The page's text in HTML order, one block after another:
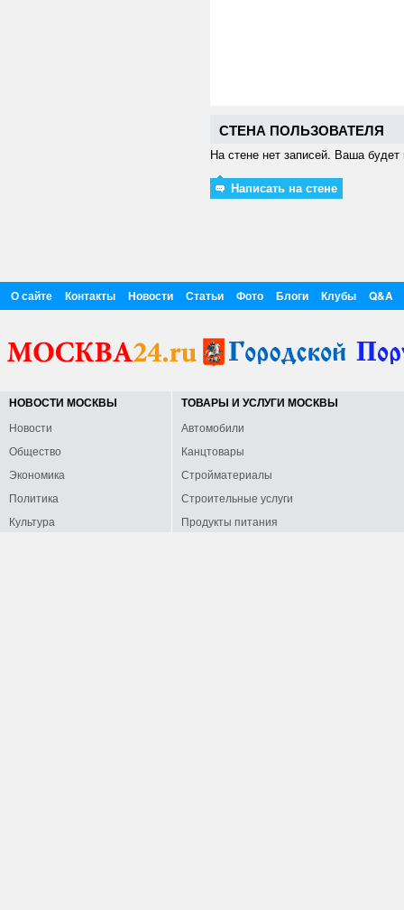
СТЕНА ПОЛЬЗОВАТЕЛЯ
На стене нет записей. Ваша будет
Написать на стене
О сайте Контакты Новости Статьи Фото Блоги Клубы Q&A
НОВОСТИ МОСКВЫ
Новости
Общество
Экономика
Политика
Культура
ТОВАРЫ И УСЛУГИ МОСКВЫ
Автомобили
Канцтовары
Стройматериалы
Строительные услуги
Продукты питания